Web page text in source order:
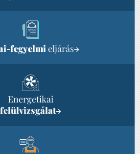
fegyelmieljárás→
Energetikai
felülvizsgálat→